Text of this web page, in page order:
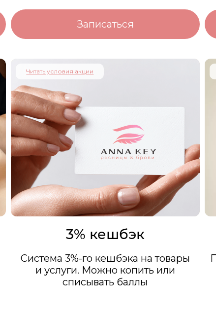
Записаться
Читать условия акции
3% кешбэк
Система 3%-го кешбэка на товары
и услуги. Можно копить или
списывать баллы